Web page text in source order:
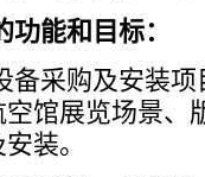
能和目标：
备采购及安装
馆展览场景、
装。